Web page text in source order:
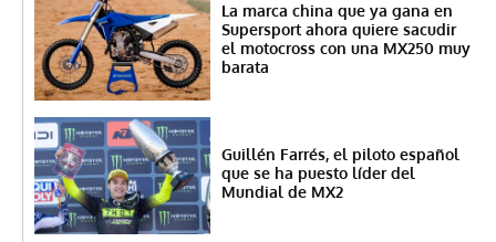
La marca china que ya gana en
Supersport ahora quiere sacudir
el motocross con una MX250 muy
barata
Guillén Farrés, el piloto español
que se ha puesto líder del
Mundial de MX2